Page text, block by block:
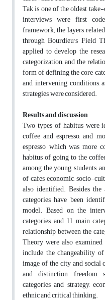
Tak is one of the oldest
interviews were first
framework; the layers
through Bourdieu's Field
applied to develop the
categorization, and the
form of defining the core
and intervening conditions,
strategies, were considered.
Results and discussion
Two types of habitus were
coffee and espresso, and
espresso, which was more
habitus of going to the
among the young, students,
of cafes, economic, socio-
also identified. Besides
categories have been
model. Based on the
categories and 11 main
relationship between the
Theory were also
include the changeability
image of the city and social
and distinction, freedom,
categories and strategy,
ethnic and critical thinking.